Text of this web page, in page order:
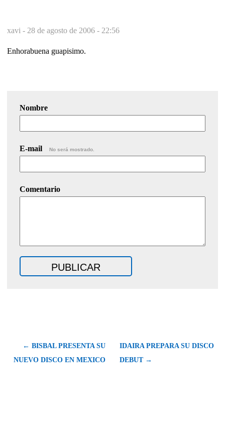
xavi - 28 de agosto de 2006 - 22:56
Enhorabuena guapisimo.
Nombre
E-mail No será mostrado.
Comentario
← BISBAL PRESENTA SU
NUEVO DISCO EN MEXICO
IDAIRA PREPARA SU DISCO
DEBUT →